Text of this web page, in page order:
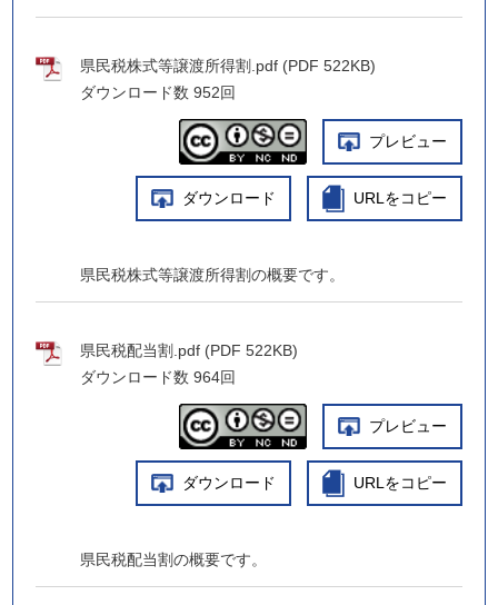
県民税株式等譲渡所得割.pdf (PDF 522KB)
ダウンロード数 952回
プレビュー
ダウンロード URLをコピー
県民税株式等譲渡所得割の概要です。
県民税配当割.pdf (PDF 522KB)
ダウンロード数 964回
プレビュー
ダウンロード URLをコピー
県民税配当割の概要です。